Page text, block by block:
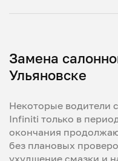
Замена
Ульяновске
Некоторые водители
Infiniti только в
окончания
без плановых
ухудшение смазки и